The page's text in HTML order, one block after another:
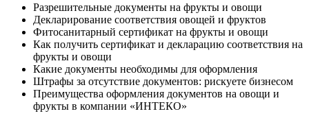
Разрешительные документы на фрукты и овощи
Декларирование соответствия овощей и фруктов
Фитосанитарный сертификат на фрукты и овощи
Как получить сертификат и декларацию соответствия на
фрукты и овощи
Какие документы необходимы для оформления
Штрафы за отсутствие документов: рискуете бизнесом
Преимущества оформления документов на овощи и
фрукты в компании «ИНТЕКО»